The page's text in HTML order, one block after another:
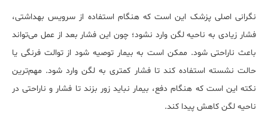
نگرانی اصلی پزشک این است که هنگام استفاده از سرویس بهداشتی،
فشار زیادی به ناحیه لگن وارد نشود؛ چون این فشار بعد از عمل می‌تواند
باعث ناراحتی شود. ممکن است به بیمار توصیه شود از توالت فرنگی یا
حالت نشسته استفاده کند تا فشار کمتری به لگن وارد شود. مهم‌ترین
نکته این است که هنگام دفع، بیمار نباید زور بزند تا فشار و ناراحتی در
ناحیه لگن کاهش پیدا کند.